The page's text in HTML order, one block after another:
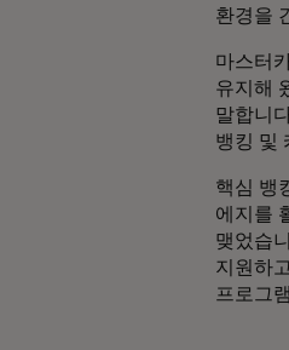
환경을
마스터
유지해
말합니
뱅킹 및
핵심 뱅
에지를
맺었습
지원하
프로그